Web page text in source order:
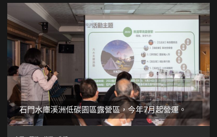
石門水庫溪洲低碳園區露營區，今年7月起營運。